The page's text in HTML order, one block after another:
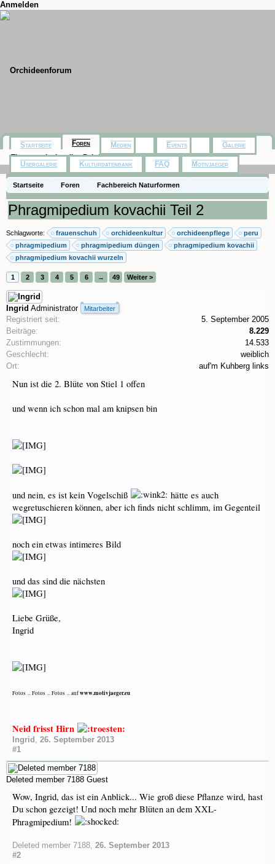
Anmelden
Startseite Foren
Fachbereich Naturformen
Paphiopedilum, Phragmipedium
Phragmipedium kovachii Teil 2
Schlagworte: frauenschuh orchideenkultur orchideenpflege
peru
phragmipedium
phragmipedium düngen
phragmipedium kovachii
phragmipedium kovachii wurzeln
1 2 3 4 5 6 → 49 Weiter >
Ingrid Administrator Mitarbeiter
Registriert seit:
5. September 2005
Beiträge:
8.229
Zustimmungen:
14.533
Geschlecht:
weiblich
Ort:
auf'm Kuhberg links
Nun ist die 2. Blüte von Stiel 1 offen
und wenn ich schon mal am knipsen bin
und nein, es ist kein Vogelschiß
hätte es auch
wegretuschieren können, aber ich finds nicht schlimm, im Gegenteil
noch ein etwas intimeres Bild
und das sind die nächsten
Liebe Grüße,
Ingrid
Fotos ... Fotos ... Fotos ... aufwww.motivjaeger.eu
Neid frisst Hirn
Ingrid , 26. September 2013
#1
Deleted member 7188 Guest
Wow, Ingrid, das ist ein Anblick... Wie groß diese Pflanze wird, hast
Du schon gezeigt! Und noch mehr Blüten an dem XXL-
Phragmipedium!
Deleted member 7188, 26. September 2013
#2
Startseite Foren
Themen mit aktuellen Beiträgen
Medien Events Galerie
Usergalerie Kulturdatenbank FAQ Motivjaeger